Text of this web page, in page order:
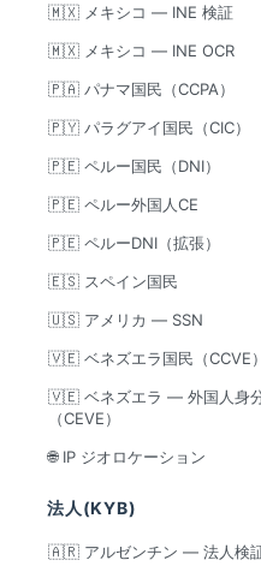
🇲🇽 メキシコ — INE 検証
🇲🇽 メキシコ — INE OCR
🇵🇦 パナマ国民（CCPA）
🇵🇾 パラグアイ国民（CIC）
🇵🇪 ペルー国民（DNI）
🇵🇪 ペルー外国人CE
🇵🇪 ペルーDNI（拡張）
🇪🇸 スペイン国民
🇺🇸 アメリカ — SSN
🇻🇪 ベネズエラ国民（CCVE）
🇻🇪 ベネズエラ — 外国人身
（CEVE）
🌐 IP ジオロケーション
法人(KYB)
🇦🇷 アルゼンチン — 法人検